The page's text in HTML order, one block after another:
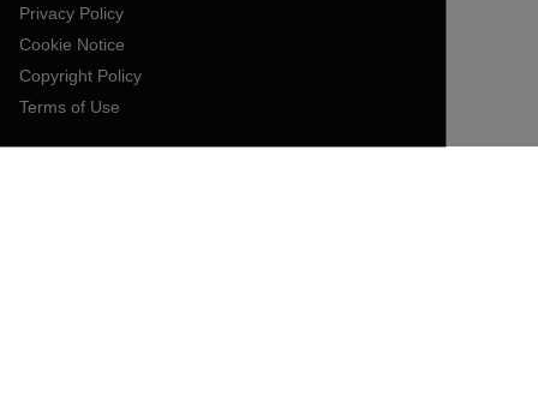
Privacy Policy
Cookie Notice
Copyright Policy
Terms of Use